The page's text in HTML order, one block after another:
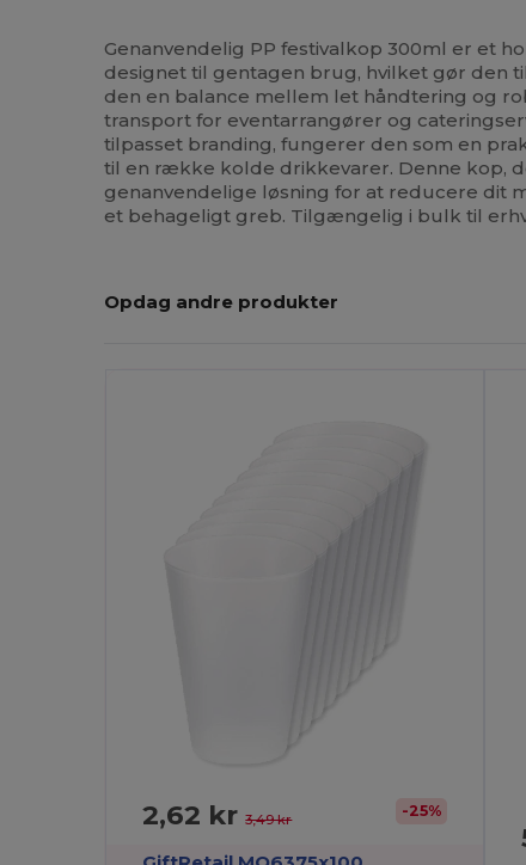
Genanvendelig PP festivalkop 300ml er et
designet til gentagen brug, hvilket gør den
den en balance mellem let håndtering og
transport for eventarrangører og
tilpasset branding, fungerer den som en
til en række kolde drikkevarer. Denne kop,
genanvendelige løsning for at reducere dit
et behageligt greb. Tilgængelig i bulk til
Opdag andre produkter
Tilpas
2,62 kr3,49 kr -25%